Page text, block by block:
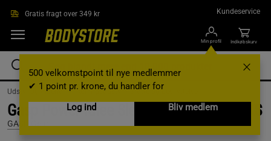
Gratis fragt over 349 kr Kundeservice
Min profil
500 velkomstpoint til nye medlemmer
✔ 1 point pr. krone, du handler for
Log ind
Bliv medlem
Indkøbskurv
Udstyr og tilbehør /Træningsudstyr /Støtte og beskyttelse
Gasp Power Knee Sleeve, Black/Flame, XS
GASP Gear